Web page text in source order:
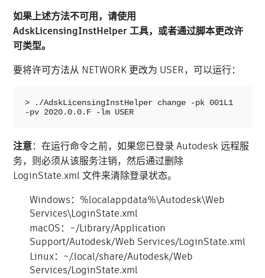
如果上述方法不可用，请使用
AdskLicensingInstHelper 工具，或者通过脚本更改许
可类型。
要将许可方法从 NETWORK 更改为 USER，可以运行：
> ./AdskLicensingInstHelper change -pk 001L1
-pv 2020.0.0.F -lm USER
注意：在运行命令之前，如果您已登录 Autodesk 远程服
务，则必须从该服务注销，然后通过删除
LoginState.xml 文件来清除登录状态。
Windows：%localappdata%\Autodesk\Web
Services\LoginState.xml
macOS：~/Library/Application
Support/Autodesk/Web Services/LoginState.xml
Linux：~/.local/share/Autodesk/Web
Services/LoginState.xml